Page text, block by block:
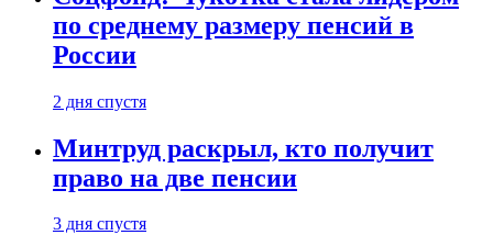
по среднему размеру пенсий в
России
2 дня спустя
Минтруд раскрыл, кто получит
право на две пенсии
3 дня спустя